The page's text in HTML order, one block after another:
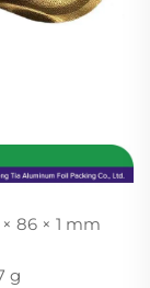
86 × 1 mm
g